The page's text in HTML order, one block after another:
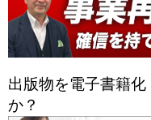
出版物を電子書籍
か？